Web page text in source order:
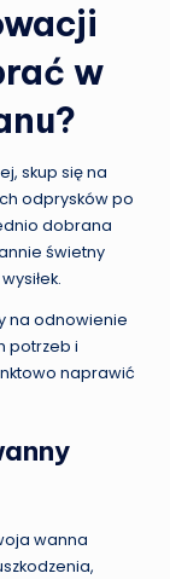
w
skup się na
odprysków po
dobrana
świetny
na odnowienie
potrzeb i
naprawić
wanna